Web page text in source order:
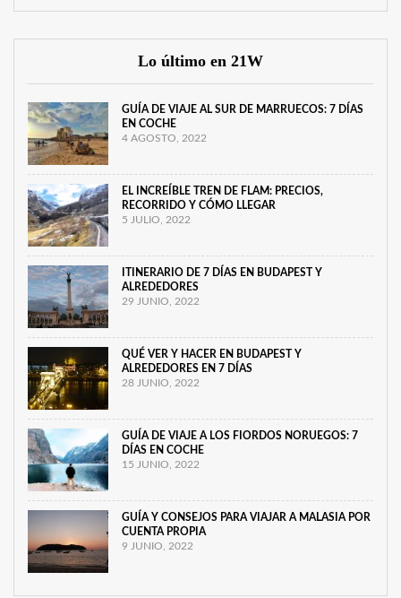
Lo último en 21W
GUÍA DE VIAJE AL SUR DE MARRUECOS: 7 DÍAS
EN COCHE
4 AGOSTO, 2022
EL INCREÍBLE TREN DE FLAM: PRECIOS,
RECORRIDO Y CÓMO LLEGAR
5 JULIO, 2022
ITINERARIO DE 7 DÍAS EN BUDAPEST Y
ALREDEDORES
29 JUNIO, 2022
QUÉ VER Y HACER EN BUDAPEST Y
ALREDEDORES EN 7 DÍAS
28 JUNIO, 2022
GUÍA DE VIAJE A LOS FIORDOS NORUEGOS: 7
DÍAS EN COCHE
15 JUNIO, 2022
GUÍA Y CONSEJOS PARA VIAJAR A MALASIA POR
CUENTA PROPIA
9 JUNIO, 2022